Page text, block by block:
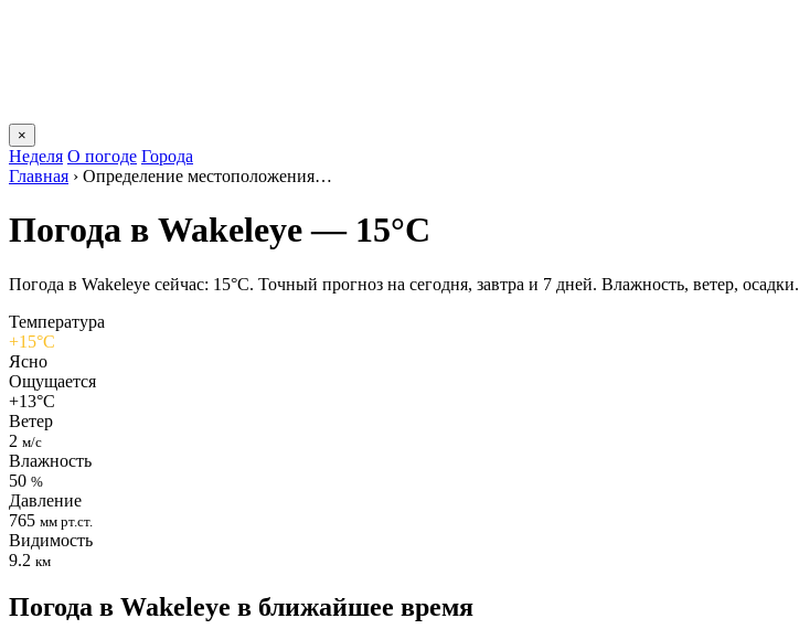
×
Неделя О погоде Города
Главная › Определение местоположения…
Погода в Wakeleyе — 15°C
Погода в Wakeleyе сейчас: 15°C. Точный прогноз на сегодня, завтра и 7 дней. Влажность, ветер, осадки.
Температура
+15°C
Ясно
Ощущается
+13°C
Ветер
2 м/с
Влажность
50 %
Давление
765 мм рт.ст.
Видимость
9.2 км
Погода в Wakeleyе в ближайшее время